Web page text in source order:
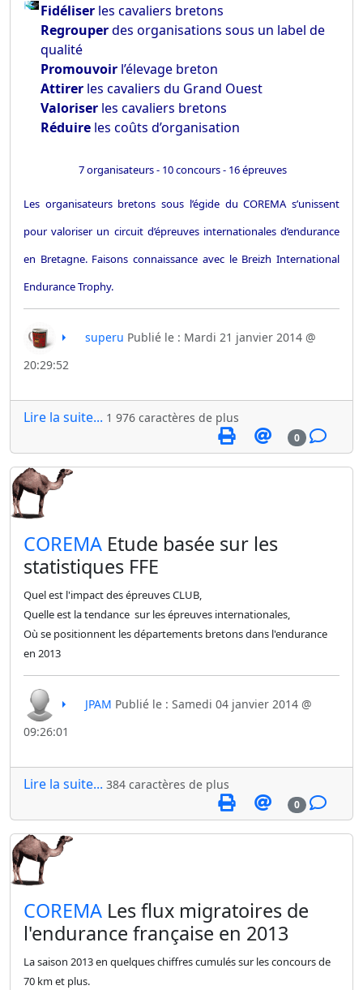
Fidéliser les cavaliers bretons
Regrouperdes organisations sous un label de
qualité
Promouvoir l’élevage breton
Attirer les cavaliers du Grand Ouest
Valoriser les cavaliers bretons
Réduire les coûts d’organisation
7 organisateurs - 10 concours - 16 épreuves
Les organisateurs bretons sous l’égide du COREMA s’unissent
pour valoriser un circuit d’épreuves internationales d’endurance
en Bretagne. Faisons connaissance avec le Breizh International
Endurance Trophy.
superu Publié le : Mardi 21 janvier 2014 @
20:29:52
Lire la suite... 1 976 caractères de plus
0
​COREMA Etude basée sur les
statistiques FFE
Quel est l'impact des épreuves CLUB,
Quelle est la tendance sur les épreuves internationales,
Où se positionnent les départements bretons dans l'endurance
en 2013
JPAM Publié le : Samedi 04 janvier 2014 @
09:26:01
Lire la suite... 384 caractères de plus
0
​COREMA Les flux migratoires de
l'endurance française en 2013
La saison 2013 en quelques chiffres cumulés sur les concours de
70 km et plus.